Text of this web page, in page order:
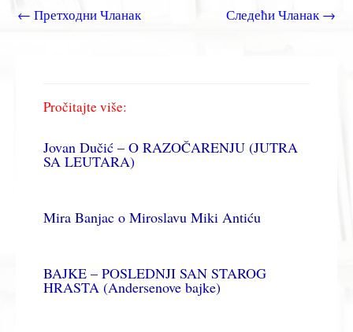
← Претходни Чланак Следећи Чланак→
Pročitajte više:
Jovan Dučić – O RAZOČARENJU (JUTRA
SA LEUTARA)
Mira Banjac o Miroslavu Miki Antiću
BAJKE – POSLEDNJI SAN STAROG
HRASTA (Andersenove bajke)